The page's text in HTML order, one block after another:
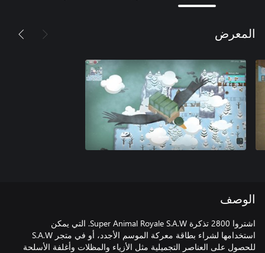
المعرض
الوصف
اشتروا 2800 تذكرة Super Animal Royale S.A.W. التي يمكن
استخدامها لشراء بطاقة معركة الموسم الأجدد، أو في متجر S.A.W
للحصول على العناصر التجميلية مثل الأزياء والمظلات وأغلفة الأسلحة